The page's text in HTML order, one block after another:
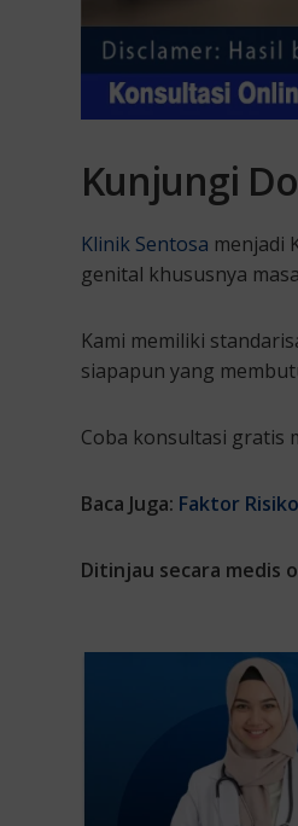
Kunjungi
Klinik Sentosa menjadi
genital khususnya
Kami memiliki
siapapun yang
Coba konsultasi gratis
Baca Juga: Faktor
Ditinjau secara medis